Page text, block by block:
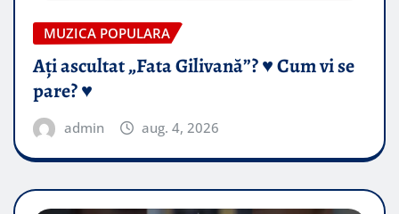
MUZICA POPULARA
Ați ascultat „Fata Gilivană”? ♥️ Cum vi se
pare? ♥️
admin aug. 4, 2026